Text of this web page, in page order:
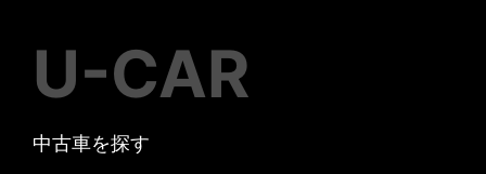
U-CAR
中古車を探す